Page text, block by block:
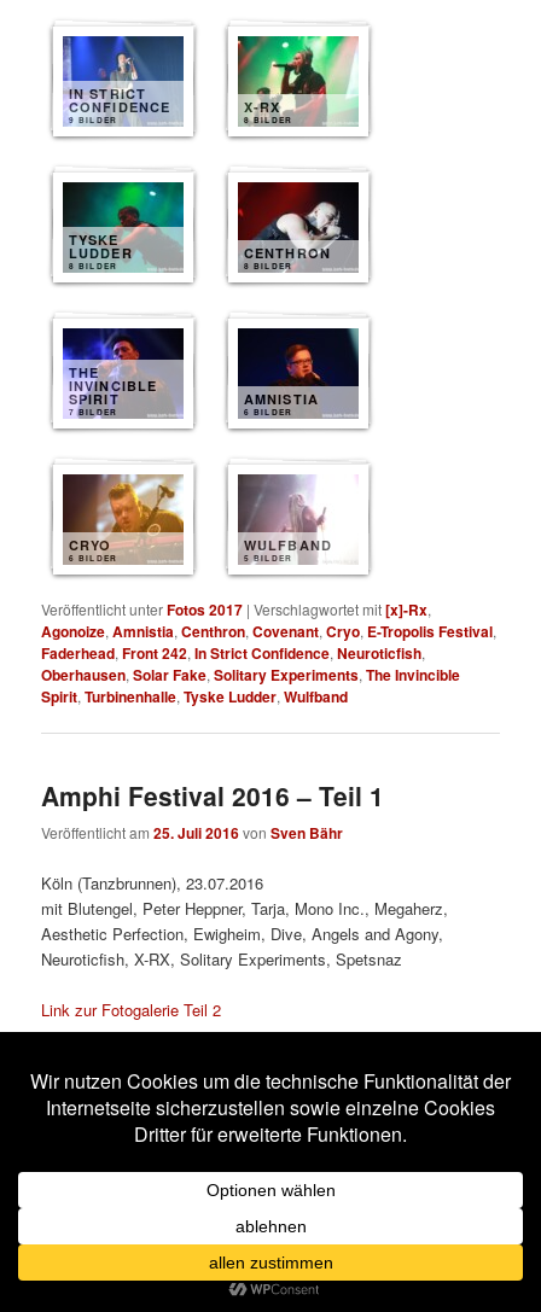
IN STRICT
CONFIDENCE
9 BILDER
X-RX
8 BILDER
TYSKE
LUDDER
8 BILDER
CENTHRON
8 BILDER
THE
INVINCIBLE
SPIRIT
7 BILDER
AMNISTIA
6 BILDER
CRYO
6 BILDER
WULFBAND
5 BILDER
Veröffentlicht unterFotos 2017 |Verschlagwortet mit[x]-Rx,
Agonoize,Amnistia,Centhron,Covenant,Cryo, E-Tropolis Festival,
Faderhead,Front 242,In Strict Confidence,Neuroticfish,
Oberhausen,Solar Fake,Solitary Experiments,The Invincible
Spirit,Turbinenhalle,Tyske Ludder,Wulfband
Amphi Festival 2016 – Teil 1
Veröffentlicht am25. Juli 2016vonSven Bähr
Köln (Tanzbrunnen), 23.07.2016
mit Blutengel, Peter Heppner, Tarja, Mono Inc., Megaherz,
Aesthetic Perfection, Ewigheim, Dive, Angels and Agony,
Neuroticfish, X-RX, Solitary Experiments, Spetsnaz
Link zur Fotogalerie Teil 2